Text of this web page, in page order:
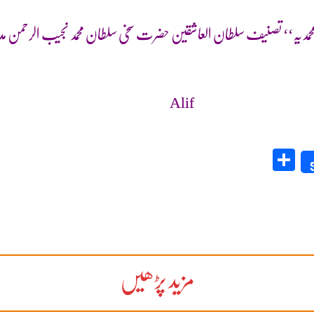
تصنیف سلطان العاشقین حضرت سخی سلطان محمد نجیب الرحمن
Alif
مزید پڑھیں